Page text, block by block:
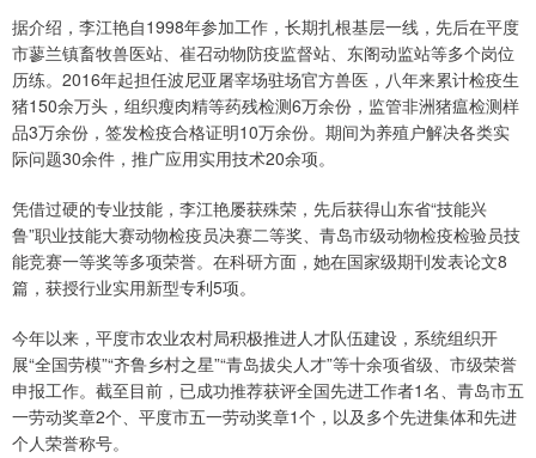
据介绍，李江艳自1998年参加工作，长期扎根基层一线，先后在平度
市蓼兰镇畜牧兽医站、崔召动物防疫监督站、东阁动监站等多个岗位
历练。2016年起担任波尼亚屠宰场驻场官方兽医，八年来累计检疫生
猪150余万头，组织瘦肉精等药残检测6万余份，监管非洲猪瘟检测样
品3万余份，签发检疫合格证明10万余份。期间为养殖户解决各类实
际问题30余件，推广应用实用技术20余项。
凭借过硬的专业技能，李江艳屡获殊荣，先后获得山东省“技能兴
鲁”职业技能大赛动物检疫员决赛二等奖、青岛市级动物检疫检验员技
能竞赛一等奖等多项荣誉。在科研方面，她在国家级期刊发表论文8
篇，获授行业实用新型专利5项。
今年以来，平度市农业农村局积极推进人才队伍建设，系统组织开
展“全国劳模”“齐鲁乡村之星”“青岛拔尖人才”等十余项省级、市级荣誉
申报工作。截至目前，已成功推荐获评全国先进工作者1名、青岛市五
一劳动奖章2个、平度市五一劳动奖章1个，以及多个先进集体和先进
个人荣誉称号。